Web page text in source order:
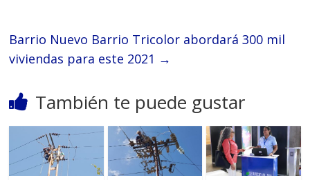
Barrio Nuevo Barrio Tricolor abordará 300 mil
viviendas para este 2021 →
También te puede gustar